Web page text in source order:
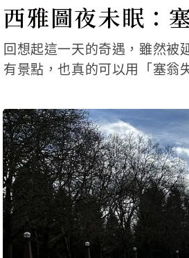
西雅圖夜未眠：
回想起這一天的奇遇，雖然被
有景點，也真的可以用「塞翁